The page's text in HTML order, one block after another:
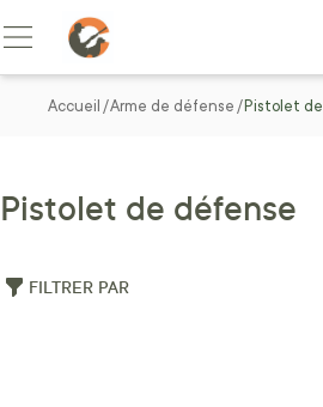
Allez au contenu
Basculer la navigation
Accueil Arme de défense Pistolet
Pistolet de défense
FILTRER PAR